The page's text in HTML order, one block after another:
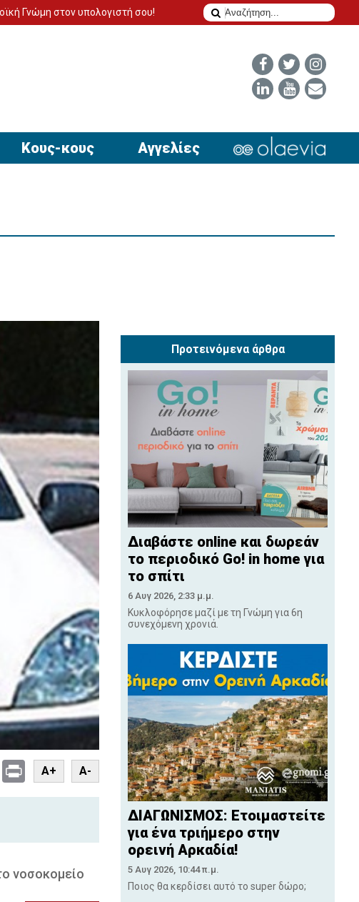
υπολογιστή σου! Το δίδυμο της επιτυχίας για να έχει απήχηση η
Κους-κους Αγγελίες
Email PrintA+ A-
νοσοκομείο
Προτεινόμενα άρθρα
Διαβάστε online και δωρεάν
το περιοδικό Go! in home για
το σπίτι
6 Αυγ 2026, 2:33 μ.μ.
Κυκλοφόρησε μαζί με τη Γνώμη για 6η
συνεχόμενη χρονιά.
ΔΙΑΓΩΝΙΣΜΟΣ: Ετοιμαστείτε
για ένα τριήμερο στην
ορεινή Αρκαδία!
5 Αυγ 2026, 10:44 π.μ.
Ποιος θα κερδίσει αυτό το super δώρο;